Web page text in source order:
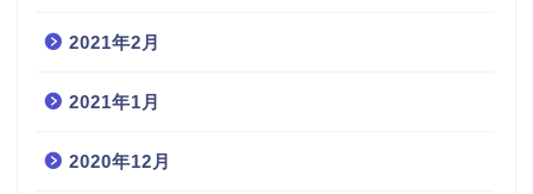
2021年2月
2021年1月
2020年12月